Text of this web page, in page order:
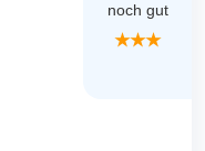
noch gut
★★★